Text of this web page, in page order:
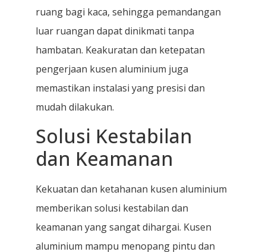
ruang bagi kaca, sehingga pemandangan
luar ruangan dapat dinikmati tanpa
hambatan. Keakuratan dan ketepatan
pengerjaan kusen aluminium juga
memastikan instalasi yang presisi dan
mudah dilakukan.
Solusi Kestabilan
dan Keamanan
Kekuatan dan ketahanan kusen aluminium
memberikan solusi kestabilan dan
keamanan yang sangat dihargai. Kusen
aluminium mampu menopang pintu dan